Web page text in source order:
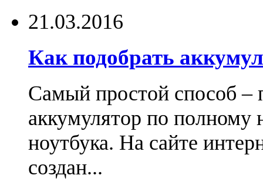
21.03.2016
Как подобрать
Самый простой способ –
аккумулятор по
ноутбука. На сайте
создан...